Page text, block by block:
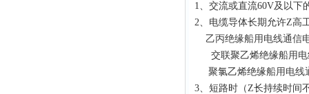
1、交流或直流60V及以下
2、电缆导体长期允许Z高
乙丙绝缘船用电线通信
交联聚乙烯绝缘船用
聚氯乙烯绝缘船用电线
3、短路时（Z长持续时间